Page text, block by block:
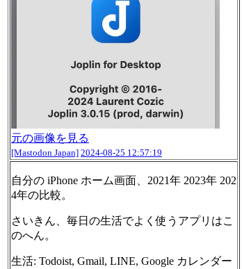
元の画像を見る
[Mastodon Japan] 2024-08-25 12:57:19
自分の iPhone ホーム画面、2021年 2023年 202
4年の比較。
さいきん、毎日の生活でよく使うアプリはこ
のへん。
生活: Todoist, Gmail, LINE, Google カレンダー